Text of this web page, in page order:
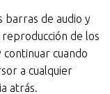
barras de audio y
de los
cuando
a cualquier
atrás.